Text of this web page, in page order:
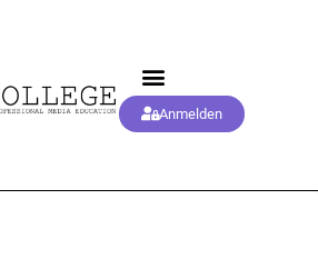
Anmelden